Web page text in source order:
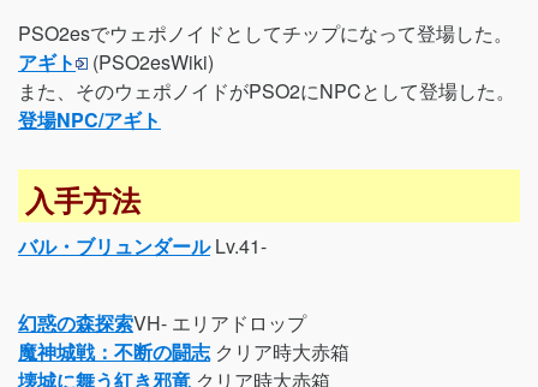
PSO2esでウェポノイドとしてチップになって登場した。
アギト
(PSO2esWiki)
また、そのウェポノイドがPSO2にNPCとして登場した。
登場NPC/アギト
入手方法
バル・ブリュンダールLv.41-
幻惑の森探索VH- エリアドロップ
魔神城戦：不断の闘志 クリア時大赤箱
壊城に舞う紅き邪竜 クリア時大赤箱